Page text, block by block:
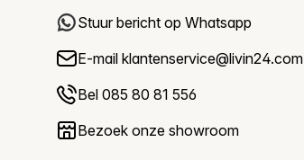
Stuur bericht op Whatsapp
E-mail klantenservice@livin24.com
Bel 085 80 81 556
Bezoek onze showroom